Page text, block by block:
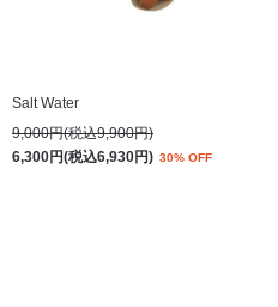
Salt Water
9,000円(税込9,900円)
6,300円(税込6,930円) 30% OFF